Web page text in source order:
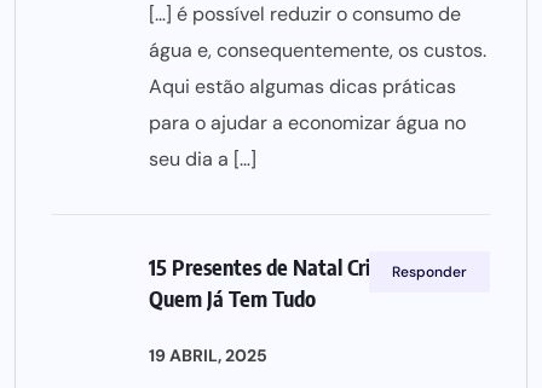
[…] é possível reduzir o consumo de
água e, consequentemente, os custos.
Aqui estão algumas dicas práticas
para o ajudar a economizar água no
seu dia a […]
15 Presentes de Natal Criativos Para
Quem Já Tem Tudo
19 ABRIL, 2025
Responder